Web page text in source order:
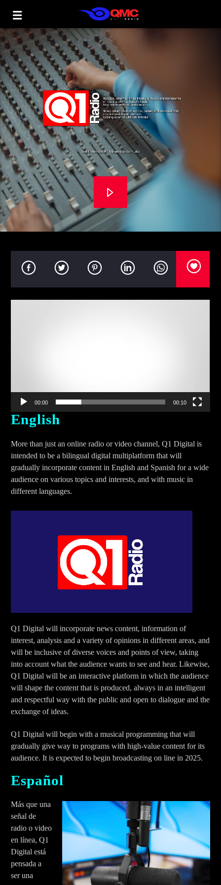
00:00 00:10
English
More than just an online radio or video channel, Q1 Digital is
intended to be a bilingual digital multiplatform that will
gradually incorporate content in English and Spanish for a wide
audience on various topics and interests, and with music in
different languages.
Q1 Digital will incorporate news content, information of
interest, analysis and a variety of opinions in different areas, and
will be inclusive of diverse voices and points of view, taking
into account what the audience wants to see and hear. Likewise,
Q1 Digital will be an interactive platform in which the audience
will shape the content that is produced, always in an intelligent
and respectful way with the public and open to dialogue and the
exchange of ideas.
Q1 Digital will begin with a musical programming that will
gradually give way to programs with high-value content for its
audience. It is expected to begin broadcasting on line in 2025.
Español
Más que una
señal de
radio o video
en línea, Q1
Digital está
pensada a
ser una